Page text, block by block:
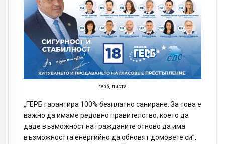
герб, листа
„ГЕРБ гарантира 100% безплатно саниране. За това е
важно да имаме редовно правителство, което да
даде възможност на гражданите отново да има
възможността енергийно да обновят домовете си”,